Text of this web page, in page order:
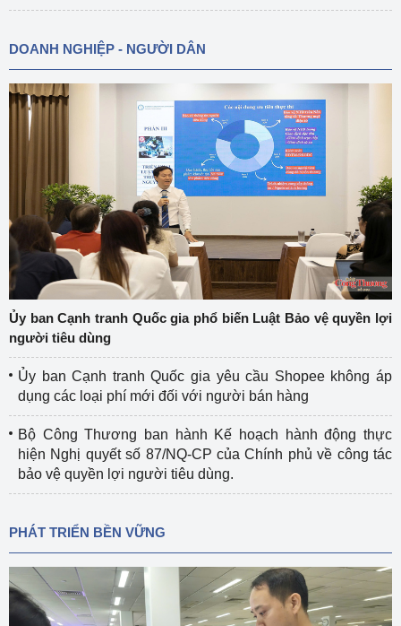
DOANH NGHIỆP - NGƯỜI DÂN
Ủy ban Cạnh tranh Quốc gia phổ biến Luật Bảo vệ quyền lợi
người tiêu dùng
Ủy ban Cạnh tranh Quốc gia yêu cầu Shopee không áp
dụng các loại phí mới đối với người bán hàng
Bộ Công Thương ban hành Kế hoạch hành động thực
hiện Nghị quyết số 87/NQ-CP của Chính phủ về công tác
bảo vệ quyền lợi người tiêu dùng.
PHÁT TRIỂN BỀN VỮNG